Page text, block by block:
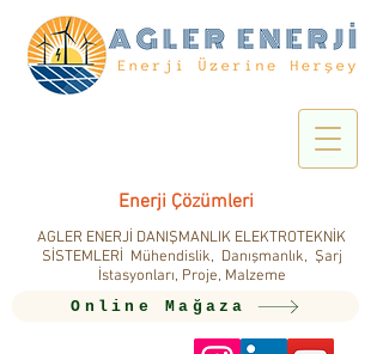
AGLER ENERJİ DANIŞMANLIK ELEKTROTEKNİK
SİSTEMLERİ Mühendislik, Danışmanlık, Şarj
İstasyonları, Proje, Malzeme
Enerji Çözümleri
Online Mağaza